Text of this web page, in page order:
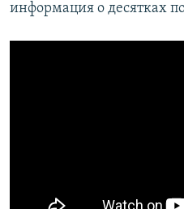
информация о десятках